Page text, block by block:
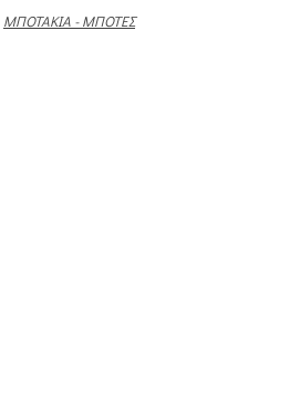
ΜΠΟΤΆΚΙΑ - ΜΠΌΤΕΣ